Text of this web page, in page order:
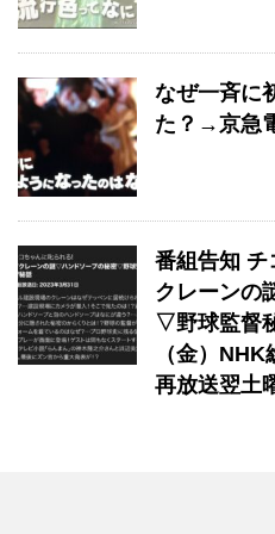
なぜ一斉に
た？→京急
番組告知
クレーンの
▽野球監督
（金）
再放送翌土